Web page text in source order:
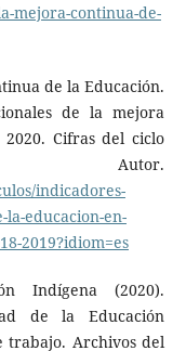
mejora-continua-de-
de la Educación.
de la mejora
Cifras del ciclo
Autor.
indicadores-
la-educacion-en-
2019?idiom=es
Indígena (2020).
de la Educación
trabajo. Archivos del